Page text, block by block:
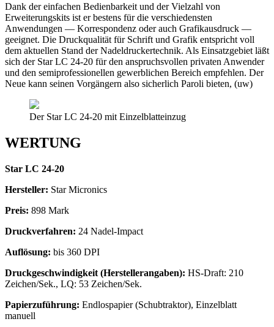
Dank der einfachen Bedienbarkeit und der Vielzahl von
Erweiterungskits ist er bestens für die verschiedensten
Anwendungen — Korrespondenz oder auch Grafikausdruck —
geeignet. Die Druckqualität für Schrift und Grafik entspricht voll
dem aktuellen Stand der Nadeldruckertechnik. Als Einsatzgebiet läßt
sich der Star LC 24-20 für den anspruchsvollen privaten Anwender
und den semiprofessionellen gewerblichen Bereich empfehlen. Der
Neue kann seinen Vorgängern also sicherlich Paroli bieten, (uw)
Der Star LC 24-20 mit Einzelblatteinzug
WERTUNG
Star LC 24-20
Hersteller: Star Micronics
Preis: 898 Mark
Druckverfahren: 24 Nadel-Impact
Auflösung: bis 360 DPI
Druckgeschwindigkeit (Herstellerangaben): HS-Draft: 210
Zeichen/Sek., LQ: 53 Zeichen/Sek.
Papierzuführung: Endlospapier (Schubtraktor), Einzelblatt
manuell